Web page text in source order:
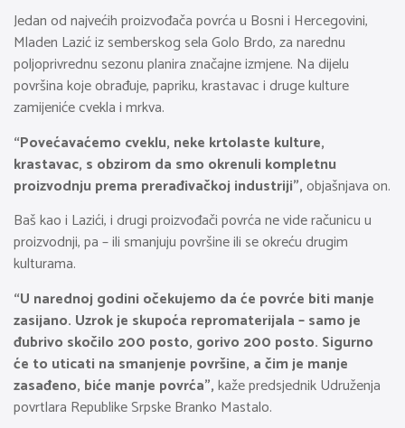
Jedan od najvećih proizvođača povrća u Bosni i Hercegovini,
Mladen Lazić iz semberskog sela Golo Brdo, za narednu
poljoprivrednu sezonu planira značajne izmjene. Na dijelu
površina koje obrađuje, papriku, krastavac i druge kulture
zamijeniće cvekla i mrkva.
“Povećavaćemo cveklu, neke krtolaste kulture,
krastavac, s obzirom da smo okrenuli kompletnu
proizvodnju prema prerađivačkoj industriji”,objašnjava on.
Baš kao i Lazići, i drugi proizvođači povrća ne vide računicu u
proizvodnji, pa – ili smanjuju površine ili se okreću drugim
kulturama.
“U narednoj godini očekujemo da će povrće biti manje
zasijano. Uzrok je skupoća repromaterijala – samo je
đubrivo skočilo 200 posto, gorivo 200 posto. Sigurno
će to uticati na smanjenje površine, a čim je manje
zasađeno, biće manje povrća”,kaže predsjednik Udruženja
povrtlara Republike Srpske Branko Mastalo.